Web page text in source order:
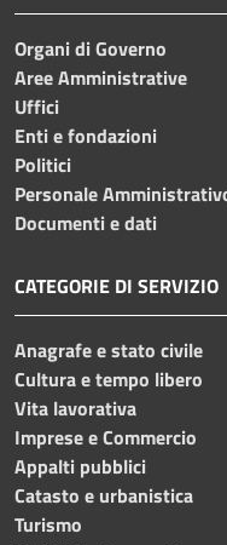
Organi di Governo
Aree Amministrative
Uffici
Enti e fondazioni
Politici
Personale
Documenti e dati
CATEGORIE DI SERVIZIO
Anagrafe e stato civile
Cultura e tempo libero
Vita lavorativa
Imprese e Commercio
Appalti pubblici
Catasto e urbanistica
Turismo